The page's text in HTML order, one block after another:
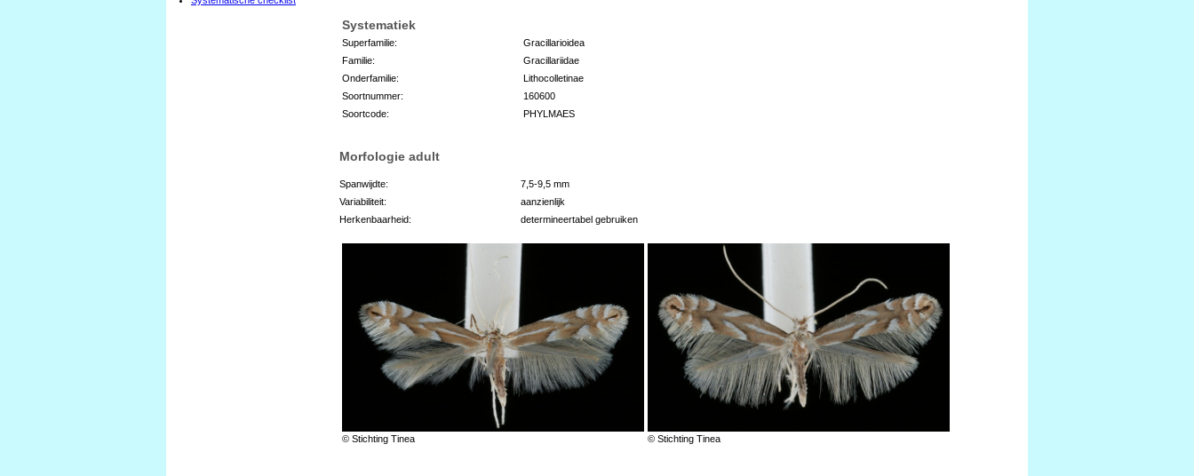
Systematiek
Superfamilie:
Gracillarioidea
Familie:
Gracillariidae
Onderfamilie:
Lithocolletinae
Soortnummer:
160600
Soortcode:
PHYLMAES
Morfologie adult
Spanwijdte:
7,5-9,5 mm
Variabiliteit:
aanzienlijk
Herkenbaarheid:
determineertabel gebruiken
© Stichting Tinea © Stichting Tinea